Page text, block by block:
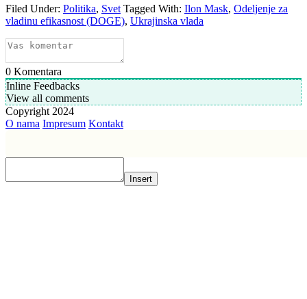
Filed Under: Politika, Svet Tagged With: Ilon Mask, Odeljenje za
vladinu efikasnost (DOGE), Ukrajinska vlada
0 Komentara
Inline Feedbacks
View all comments
Copyright 2024
O nama Impresum Kontakt
Insert